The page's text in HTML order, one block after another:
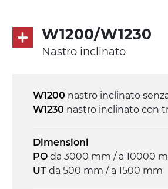
on/off, E-Stop, protezione
W1200/W1230
Nastro inclinato
W1200 nastro inclinato
W1230 nastro inclinato con
Dimensioni
PO da 3000 mm / a 10000
UT da 500 mm / a 1500 mm